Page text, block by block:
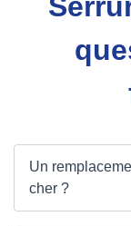
Un
cher ?